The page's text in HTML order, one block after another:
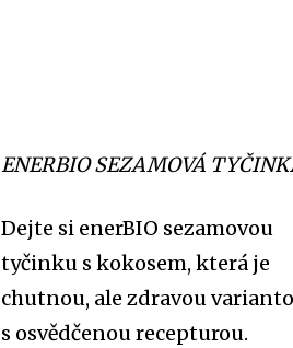
ENERBIO SEZAMOVÁ
Dejte si enerBIO sezamovou
tyčinku s kokosem, která je
chutnou, ale zdravou
s osvědčenou recepturou.